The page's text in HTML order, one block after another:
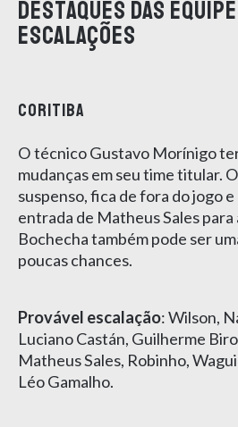
Destaques das
escalações
CORITIBA
O técnico Gustavo Morínigo
mudanças em seu time titular.
suspenso, fica de fora do jogo
entrada de Matheus Sales para
Bochecha também pode ser
poucas chances.
Provável escalação: Wilson,
Luciano Castán, Guilherme
Matheus Sales, Robinho,
Léo Gamalho.